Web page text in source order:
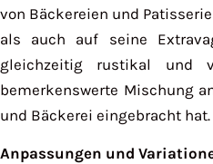
von Bäckereien und
als auch auf seine
gleichzeitig rustikal und
bemerkenswerte Mischung
und Bäckerei eingebracht hat.
Anpassungen und